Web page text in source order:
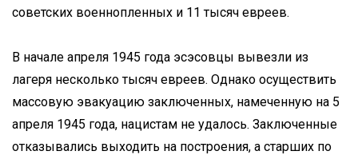
советских военнопленных и 11 тысяч евреев.
В начале апреля 1945 года эсэсовцы вывезли из
лагеря несколько тысяч евреев. Однако осуществить
массовую эвакуацию заключенных, намеченную на 5
апреля 1945 года, нацистам не удалось. Заключенные
отказывались выходить на построения, а старших по